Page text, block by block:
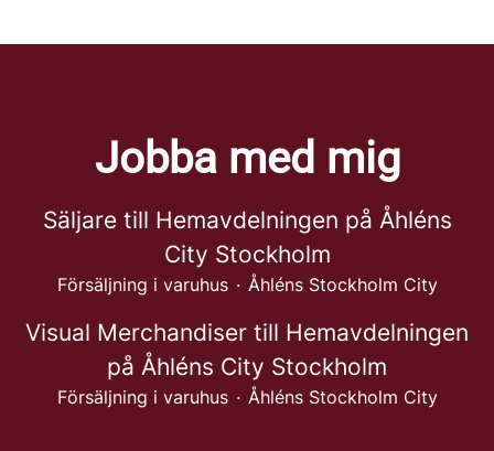
Jobba med mig
Säljare till Hemavdelningen på Åhléns
City Stockholm
Försäljning i varuhus · Åhléns Stockholm City
Visual Merchandiser till Hemavdelningen
på Åhléns City Stockholm
Försäljning i varuhus · Åhléns Stockholm City